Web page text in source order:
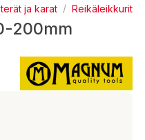
ja karat / Reikäleikkurit
200mm